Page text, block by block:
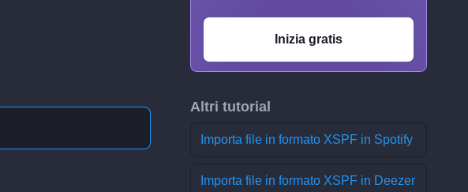
Inizia gratis
Altri tutorial
Importa file in formato XSPF in Spotify
Importa file in formato XSPF in Deezer